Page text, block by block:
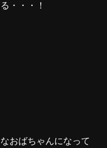
・・・！
おばちゃんになって